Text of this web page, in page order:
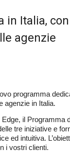
in Italia,
agenzie
programma
agenzie in Italia.
il Programma
tre iniziative e
ed intuitiva.
i vostri clienti.